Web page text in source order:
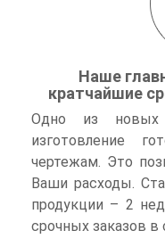
Наше
кратчайшие
Одно из новых
изготовление
чертежам. Это
Ваши расходы.
продукции – 2
срочных заказов в